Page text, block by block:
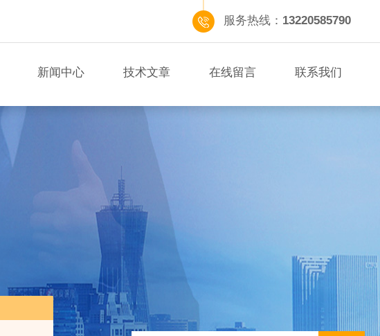
服务热线： 13220585790
新闻中心 技术文章 在线留言 联系我们